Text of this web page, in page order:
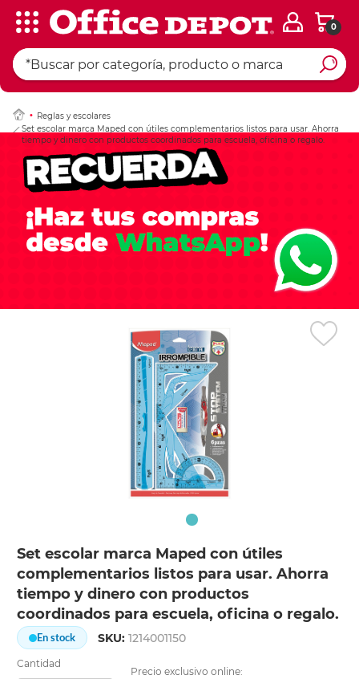
0
Reglas y escolares
Set escolar marca Maped con útiles complementarios listos para usar. Ahorra
tiempo y dinero con productos coordinados para escuela, oficina o regalo.
Set escolar marca Maped con útiles
complementarios listos para usar. Ahorra
tiempo y dinero con productos
coordinados para escuela, oficina o regalo.
En stock SKU:1214001150
Cantidad
Precio exclusivo online:
Ingresar Codigo